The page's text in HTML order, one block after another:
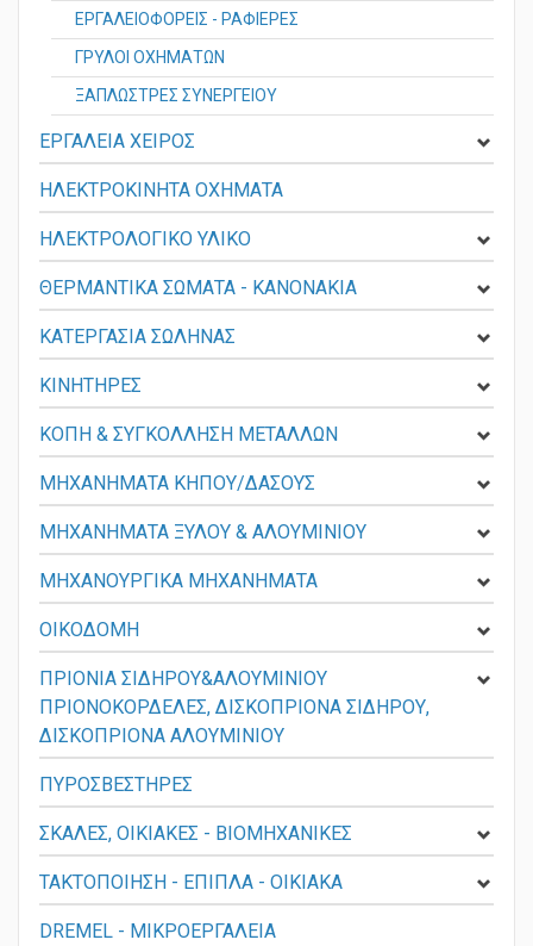
ΕΡΓΑΛΕΙΟΦΟΡΕΙΣ - ΡΑΦΙΕΡΕΣ
ΓΡΥΛΟΙ ΟΧΗΜΑΤΩΝ
ΞΑΠΛΩΣΤΡΕΣ ΣΥΝΕΡΓΕΙΟΥ
ΕΡΓΑΛΕΙΑ ΧΕΙΡΟΣ
ΗΛΕΚΤΡΟΚΙΝΗΤΑ ΟΧΗΜΑΤΑ
ΗΛΕΚΤΡΟΛΟΓΙΚΟ ΥΛΙΚΟ
ΘΕΡΜΑΝΤΙΚΑ ΣΩΜΑΤΑ - KANONAKIA
ΚΑΤΕΡΓΑΣΙΑ ΣΩΛΗΝΑΣ
ΚΙΝΗΤΗΡΕΣ
ΚΟΠΗ & ΣΥΓΚΟΛΛΗΣΗ ΜΕΤΑΛΛΩΝ
ΜΗΧΑΝΗΜΑΤΑ ΚΗΠΟΥ/ΔΑΣΟΥΣ
ΜΗΧΑΝΗΜΑΤΑ ΞΥΛΟΥ & ΑΛΟΥΜΙΝΙΟΥ
ΜΗΧΑΝΟΥΡΓΙΚΑ ΜΗΧΑΝΗΜΑΤΑ
ΟΙΚΟΔΟΜΗ
ΠΡΙΟΝΙΑ ΣΙΔΗΡΟΥ&ΑΛΟΥΜΙΝΙΟΥ
ΠΡΙΟΝΟΚΟΡΔΕΛΕΣ, ΔΙΣΚΟΠΡΙΟΝΑ ΣΙΔΗΡΟΥ,
ΔΙΣΚΟΠΡΙΟΝΑ ΑΛΟΥΜΙΝΙΟΥ
ΠΥΡΟΣΒΕΣΤΗΡΕΣ
ΣΚΑΛΕΣ, ΟΙΚΙΑΚΕΣ - ΒΙΟΜΗΧΑΝΙΚΕΣ
ΤΑΚΤΟΠΟΙΗΣΗ - ΕΠΙΠΛΑ - ΟΙΚΙΑΚΑ
DREMEL - ΜΙΚΡΟΕΡΓΑΛΕΙΑ